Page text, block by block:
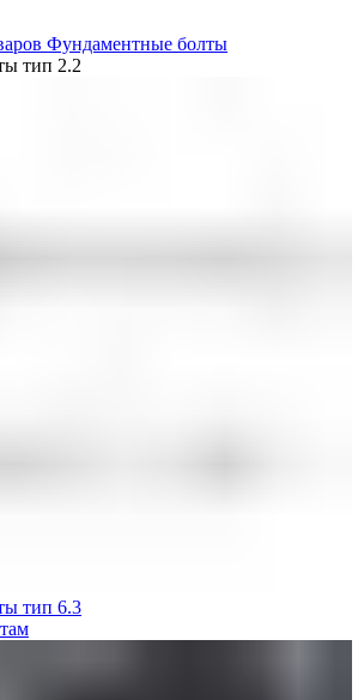
Фундаментные болты
тип 2.2
тип 6.3